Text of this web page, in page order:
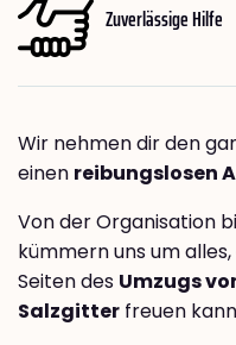
Zuverlässige Hilfe
Wir nehmen dir den
einen reibungslosen
Von der Organisation
kümmern uns um
Seiten des Umzugs
Salzgitter freuen